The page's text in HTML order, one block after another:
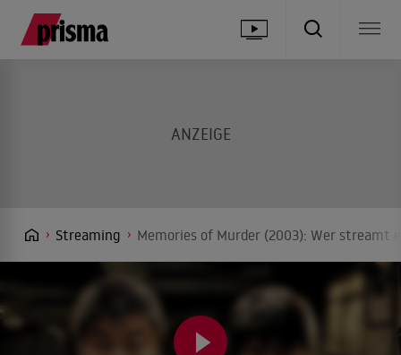
Streaming Memories of Murder (2003): Wer streamt